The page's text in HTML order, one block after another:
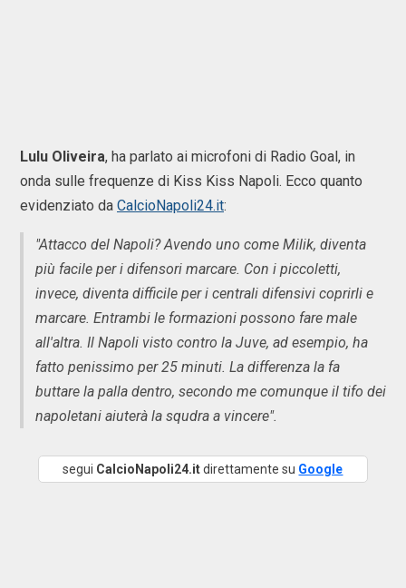
Lulu Oliveira, ha parlato ai microfoni di Radio Goal, in
onda sulle frequenze di Kiss Kiss Napoli. Ecco quanto
evidenziato da CalcioNapoli24.it:
"Attacco del Napoli? Avendo uno come Milik, diventa
più facile per i difensori marcare. Con i piccoletti,
invece, diventa difficile per i centrali difensivi coprirli e
marcare. Entrambi le formazioni possono fare male
all'altra. Il Napoli visto contro la Juve, ad esempio, ha
fatto penissimo per 25 minuti. La differenza la fa
buttare la palla dentro, secondo me comunque il tifo dei
napoletani aiuterà la squdra a vincere".
segui CalcioNapoli24.itdirettamente su Google